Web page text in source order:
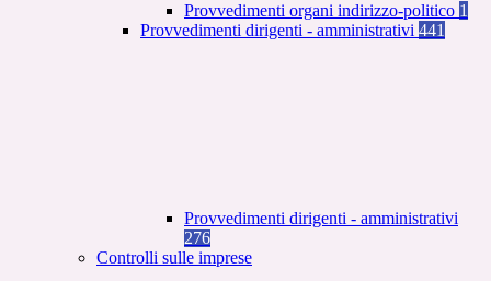
Provvedimenti organi indirizzo-politico 1
Provvedimenti dirigenti - amministrativi 441
Provvedimenti dirigenti - amministrativi
276
Controlli sulle imprese